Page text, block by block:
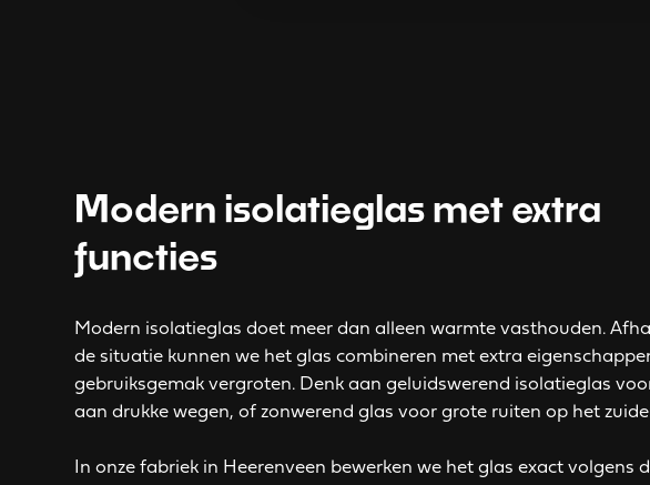
Modern isolatieglas met extra
functies
Modern isolatieglas doet meer dan alleen warmte vasthouden.
de situatie kunnen we het glas combineren met extra
gebruiksgemak vergroten. Denk aan geluidswerend isolatieglas
aan drukke wegen, of zonwerend glas voor grote ruiten op het
In onze fabriek in Heerenveen bewerken we het glas exact volgens